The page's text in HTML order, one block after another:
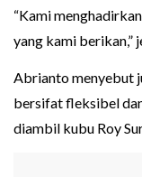
“Kami
yang kami berikan,”
Abrianto menyebut
bersifat fleksibel
diambil kubu Roy